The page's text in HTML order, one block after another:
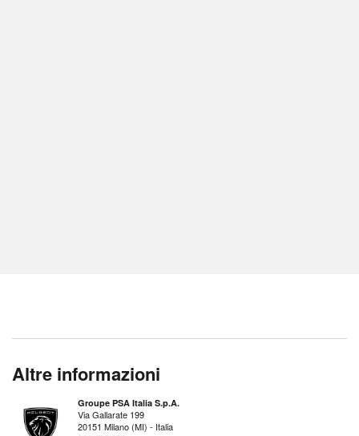
Altre informazioni
Groupe PSA Italia S.p.A.
Via Gallarate 199
20151 Milano (MI) - Italia